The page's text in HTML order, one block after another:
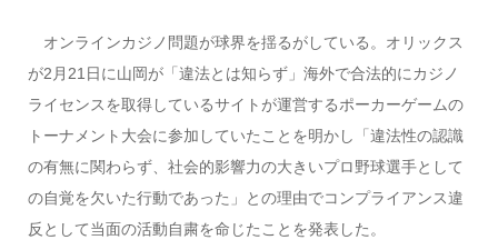
オンラインカジノ問題が球界を揺るがしている。オリックス
が2月21日に山岡が「違法とは知らず」海外で合法的にカジノ
ライセンスを取得しているサイトが運営するポーカーゲームの
トーナメント大会に参加していたことを明かし「違法性の認識
の有無に関わらず、社会的影響力の大きいプロ野球選手として
の自覚を欠いた行動であった」との理由でコンプライアンス違
反として当面の活動自粛を命じたことを発表した。